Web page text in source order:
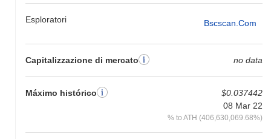
Esploratori Bscscan.com
Capitalizzazione di mercato no data
Máximo histórico
$0.037442
08 Mar 22
% to ATH (406,630,069.68%)